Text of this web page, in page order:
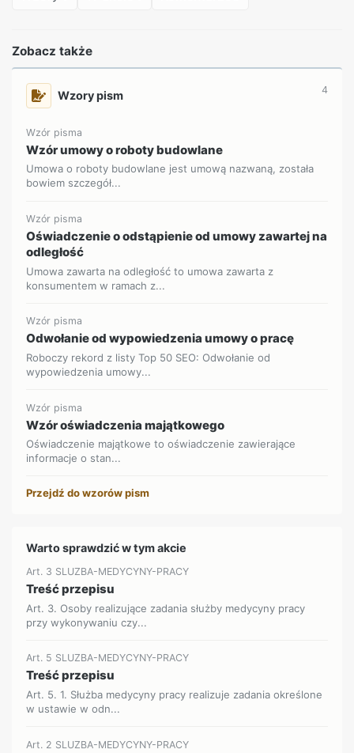
Zobacz także
Wzory pism 4
Wzór pisma
Wzór umowy o roboty budowlane
Umowa o roboty budowlane jest umową nazwaną, została
bowiem szczegół...
Wzór pisma
Oświadczenie o odstąpienie od umowy zawartej na
odległość
Umowa zawarta na odległość to umowa zawarta z
konsumentem w ramach z...
Wzór pisma
Odwołanie od wypowiedzenia umowy o pracę
Roboczy rekord z listy Top 50 SEO: Odwołanie od
wypowiedzenia umowy...
Wzór pisma
Wzór oświadczenia majątkowego
Oświadczenie majątkowe to oświadczenie zawierające
informacje o stan...
Przejdź do wzorów pism
Warto sprawdzić w tym akcie
Art. 3 SLUZBA-MEDYCYNY-PRACY
Treść przepisu
Art. 3. Osoby realizujące zadania służby medycyny pracy
przy wykonywaniu czy...
Art. 5 SLUZBA-MEDYCYNY-PRACY
Treść przepisu
Art. 5. 1. Służba medycyny pracy realizuje zadania określone
w ustawie w odn...
Art. 2 SLUZBA-MEDYCYNY-PRACY